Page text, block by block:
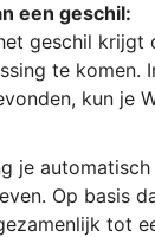
een geschil:
geschil
te komen.
kun je
je
Op basis
tot